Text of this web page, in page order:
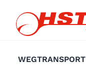
WEGTRANSPORT